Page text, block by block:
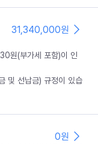
31,340,000원
원(부가세 포함)이 인
및 선납금) 규정이 있습
0원